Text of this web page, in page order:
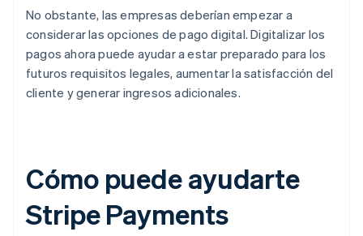
No obstante, las empresas deberían empezar a
considerar las opciones de pago digital. Digitalizar los
pagos ahora puede ayudar a estar preparado para los
futuros requisitos legales, aumentar la satisfacción del
cliente y generar ingresos adicionales.
Cómo puede ayudarte
Stripe Payments